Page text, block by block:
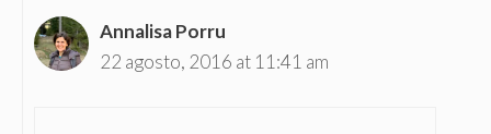
Annalisa Porru
22 agosto, 2016 at 11:41 am